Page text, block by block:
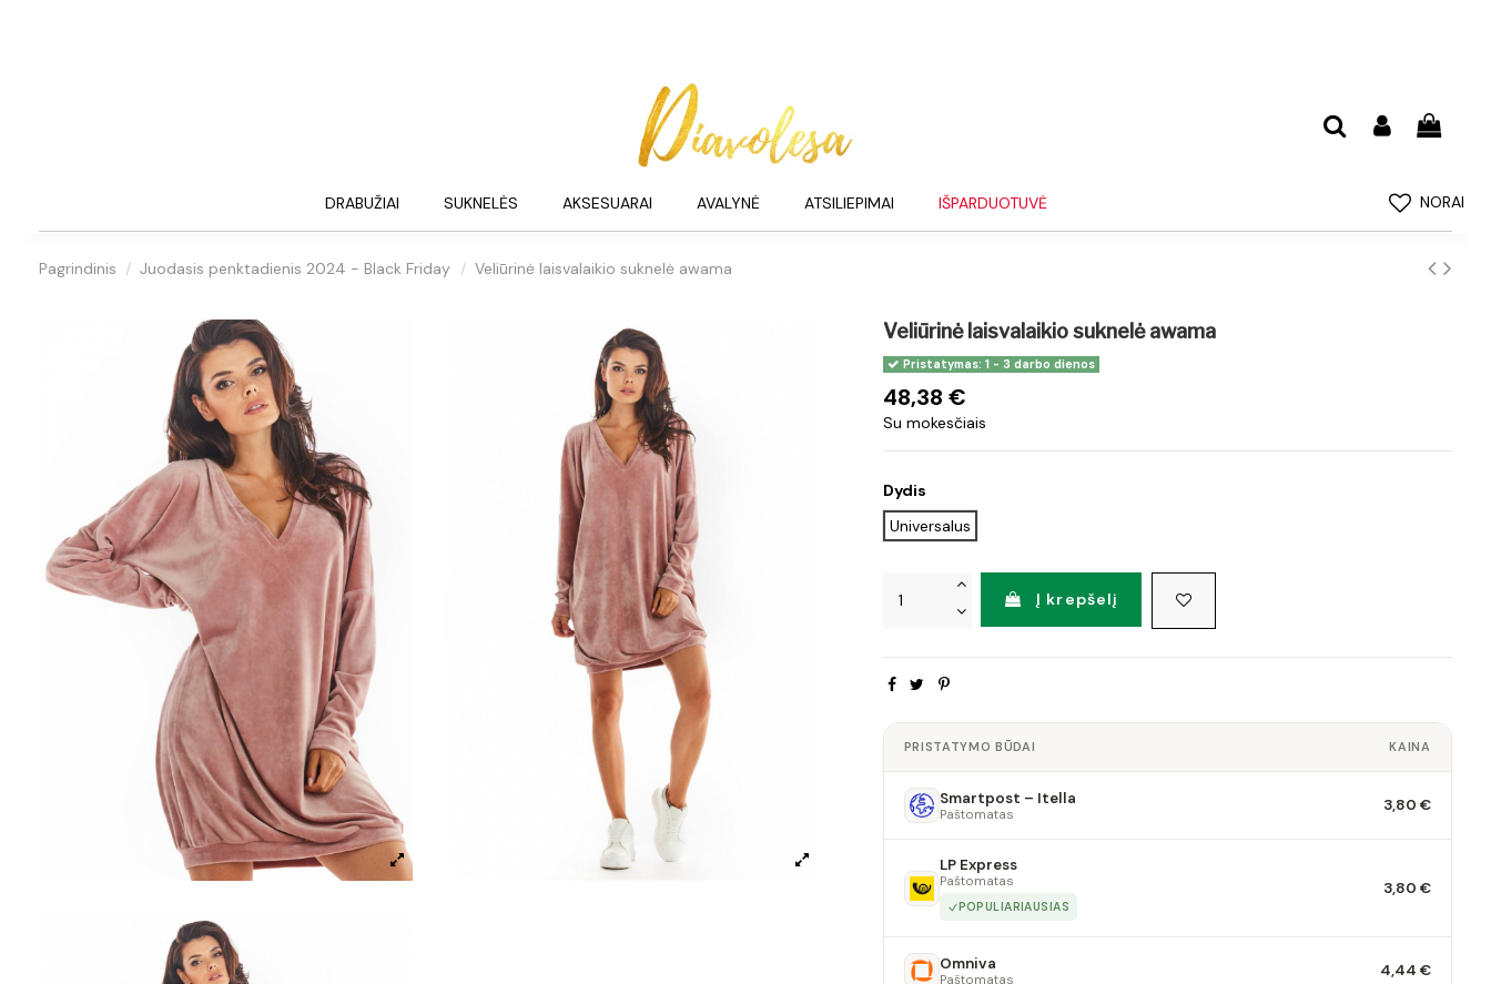
DRABUŽIAI SUKNELĖS AKSESUARAI AVALYNĖ ATSILIEPIMAI IŠPARDUOTUVĖ NORAI
Pagrindinis Juodasis penktadienis 2024 - Black Friday Veliūrinė laisvalaikio suknelė awama
Veliūrinė laisvalaikio suknelė awama
Pristatymas: 1 - 3 darbo dienos
48,38 €
Su mokesčiais
Dydis
Universalus
Į krepšelį
PRISTATYMO BŪDAI KAINA
Smartpost – Itella
Paštomatas 3,80 €
LP Express
Paštomatas
POPULIARIAUSIAS
3,80 €
Omniva
Paštomatas 4,44 €